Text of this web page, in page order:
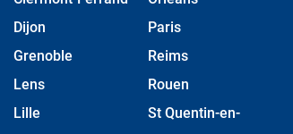
Dijon
Grenoble
Lens
Lille
Paris
Reims
Rouen
St Quentin-en-